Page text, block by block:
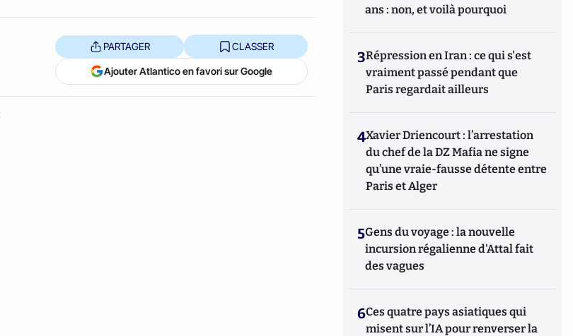
PARTAGER CLASSER
Ajouter Atlantico en favori sur Google
ans : non, et voilà pourquoi
3Répression en Iran : ce qui s'est
vraiment passé pendant que
Paris regardait ailleurs
4Xavier Driencourt : l’arrestation
du chef de la DZ Mafia ne signe
qu’une vraie-fausse détente entre
Paris et Alger
5Gens du voyage : la nouvelle
incursion régalienne d'Attal fait
des vagues
6Ces quatre pays asiatiques qui
misent sur l’IA pour renverser la